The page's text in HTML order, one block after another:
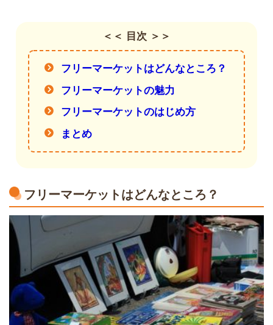
＜＜ 目次 ＞＞
フリーマーケットはどんなところ？
フリーマーケットの魅力
フリーマーケットのはじめ方
まとめ
フリーマーケットはどんなところ？